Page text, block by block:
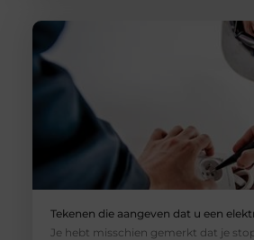
Tekenen die aangeven dat u een
Je hebt misschien gemerkt dat je